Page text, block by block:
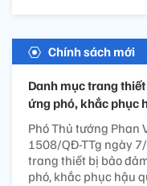
Chính sách mới
Danh mục trang
ứng phó, khắc phục
Phó Thủ tướng Phan
1508/QĐ-TTg ngày
trang thiết bị bảo
phó, khắc phục hậu